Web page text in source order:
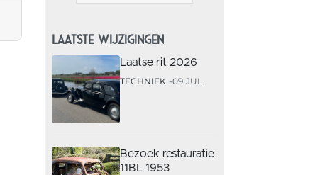
LAATSTE WIJZIGINGEN
Laatse rit 2026
TECHNIEK 09.JUL
Bezoek restauratie
11BL 1953